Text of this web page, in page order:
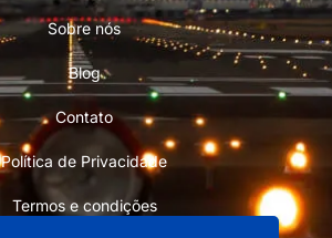
Sobre nós
Blog
Contato
Política de Privacidade
Termos e condições